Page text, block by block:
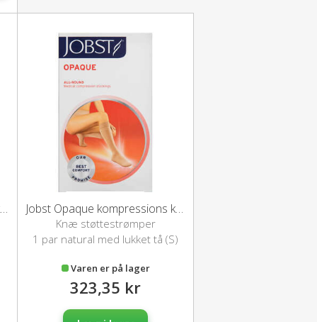
Jobst Opaque kompressions knæstrømper (L/sort) Jobst Opaque kompressions knæstrømper (S/natural)
Knæ støttestrømper
1 par natural med lukket tå (S)
Varen er på lager
323,35 kr